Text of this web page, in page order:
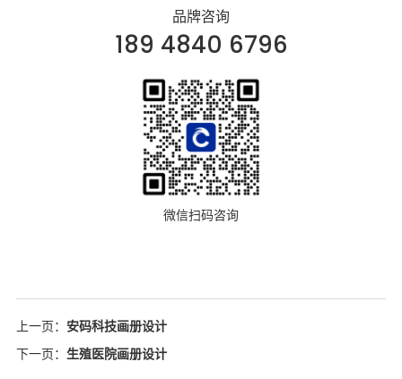
品牌咨询
189 4840 6796
微信扫码咨询
上一页： 安码科技画册设计
下一页： 生殖医院画册设计